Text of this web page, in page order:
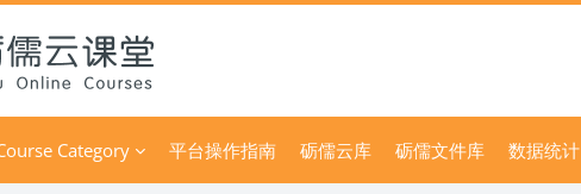
Category 平台操作指南 砺儒云库 砺儒文件库 数据统计